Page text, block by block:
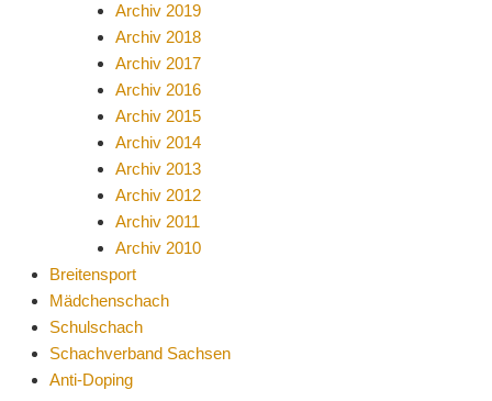
Archiv 2019
Archiv 2018
Archiv 2017
Archiv 2016
Archiv 2015
Archiv 2014
Archiv 2013
Archiv 2012
Archiv 2011
Archiv 2010
Breitensport
Mädchenschach
Schulschach
Schachverband Sachsen
Anti-Doping